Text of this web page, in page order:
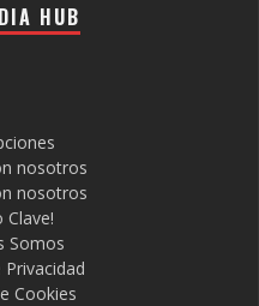
HUB
nosotros
nosotros
Clave!
Somos
Cookies